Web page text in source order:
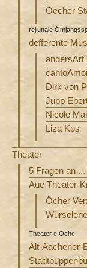
Oecher
rejiunale
defferente
andersArt
Dirk von
Jupp
Nicole
Liza Kos
Theater
5 Fragen an
Aue Theater-
Öcher
Theater e Oche
Alt-Aachener-